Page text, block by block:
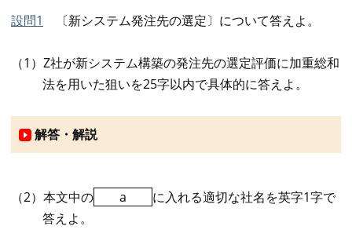
設問1 〔新システム発注先の選定〕について答えよ。
（1）Z社が新システム構築の発注先の選定評価に加重総和
法を用いた狙いを25字以内で具体的に答えよ。
解答・解説
（2）本文中の a に入れる適切な社名を英字1字で
答えよ。